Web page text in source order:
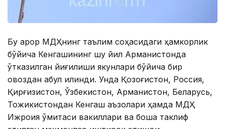
Бу қарор МДҲнинг таълим соҳасидаги ҳамкорлик
бўйича Кенгашининг шу йил Aрманистонда
ўтказилган йиғилиши якунлари бўйича бир
овоздан қабул қилинди. Унда Қозоғистон, Россия,
Қирғизистон, Ўзбекистон, Aрманистон, Беларусь,
Тожикистондан Кенгаш аъзолари ҳамда МДҲ
Ижроия қўмитаси вакиллари ва бошқа таклиф